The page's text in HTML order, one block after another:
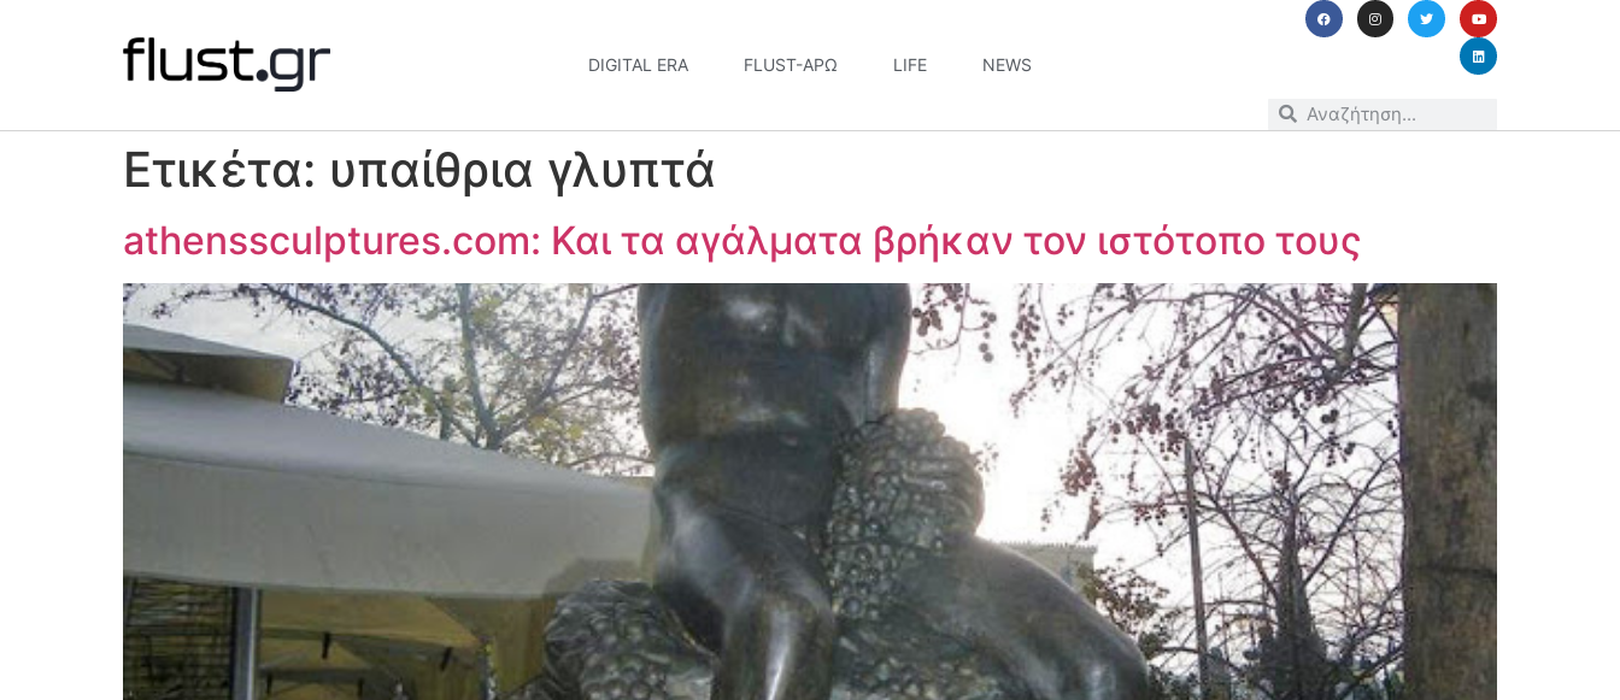
DIGITAL ERA FLUST-ΆΡΩ LIFE NEWS
Ετικέτα: υπαίθρια γλυπτά
athenssculptures.com: Και τα αγάλματα βρήκαν τον ιστότοπο τους